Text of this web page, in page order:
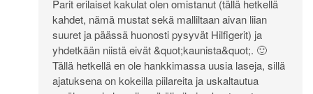
Parit erilaiset kakulat olen omistanut (tällä hetkellä
kahdet, nämä mustat sekä malliltaan aivan liian
suuret ja päässä huonosti pysyvät Hilfigerit) ja
yhdetkään niistä eivät &quot;kaunista&quot;. 🙂
Tällä hetkellä en ole hankkimassa uusia laseja, sillä
ajatuksena on kokeilla piilareita ja uskaltautua